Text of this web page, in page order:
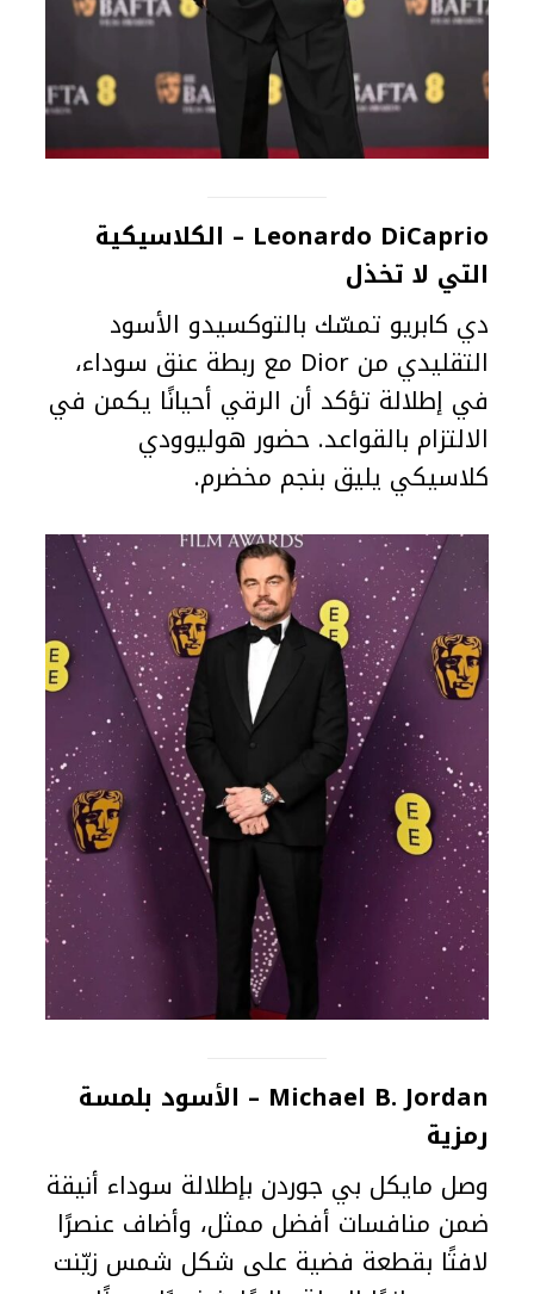
Leonardo DiCaprio – الكلاسيكية
التي لا تخذل
دي كابريو تمسّك بالتوكسيدو الأسود
التقليدي من Dior مع ربطة عنق سوداء،
في إطلالة تؤكد أن الرقي أحيانًا يكمن في
الالتزام بالقواعد. حضور هوليوودي
كلاسيكي يليق بنجم مخضرم.
Michael B. Jordan – الأسود بلمسة
رمزية
وصل مايكل بي جوردن بإطلالة سوداء أنيقة
ضمن منافسات أفضل ممثل، وأضاف عنصرًا
لافتًا بقطعة فضية على شكل شمس زيّنت